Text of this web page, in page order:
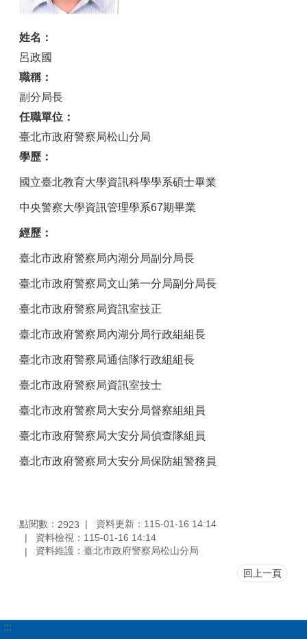
姓名：
呂政國
職稱：
副分局長
任職單位：
臺北市政府警察局松山分局
學歷：
國立臺北教育大學資訊科學學系碩士畢業
中央警察大學資訊管理學系67期畢業
經歷：
臺北市政府警察局內湖分局副分局長
臺北市政府警察局文山第一分局副分局長
臺北市政府警察局資訊室技正
臺北市政府警察局內湖分局行政組組長
臺北市政府警察局通信隊行政組組長
臺北市政府警察局資訊室技士
臺北市政府警察局大安分局督察組組員
臺北市政府警察局大安分局偵查隊組員
臺北市政府警察局大安分局保防組警務員
點閱數： 2923
資料更新：115-01-16 14:14
資料檢視：115-01-16 14:14
資料維護：臺北市政府警察局松山分局
回上一頁
:::